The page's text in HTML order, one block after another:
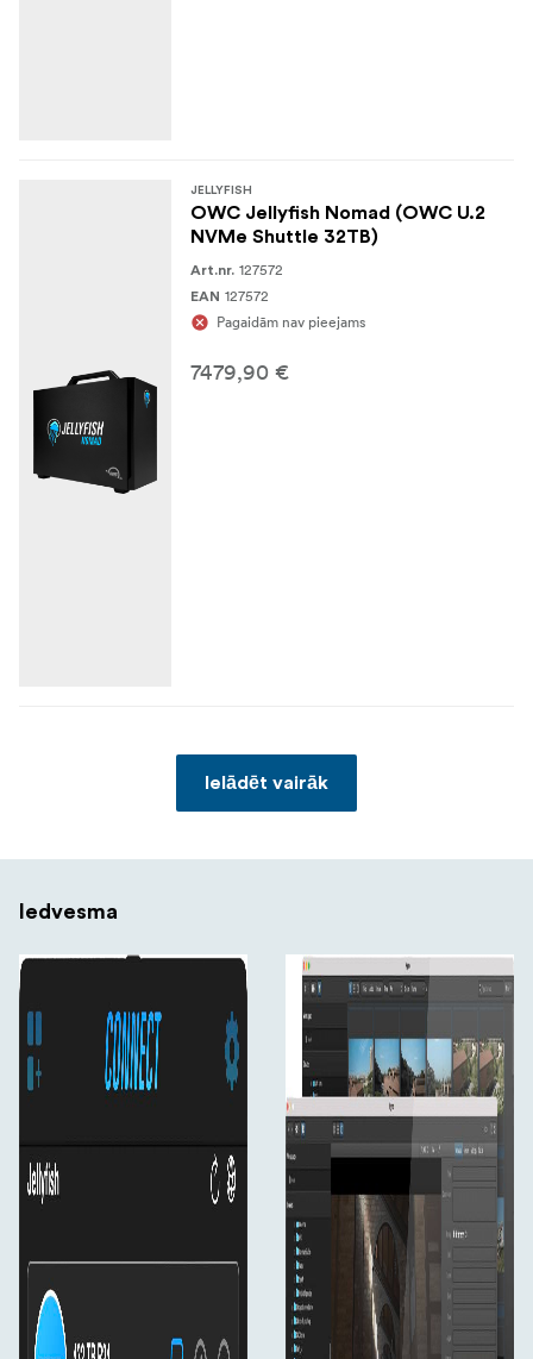
JELLYFISH
OWC Jellyfish Nomad (OWC U.2
NVMe Shuttle 32TB)
Art.nr. 127572
EAN 127572
Pagaidām nav pieejams
7479,90 €
Ielādēt vairāk
Iedvesma